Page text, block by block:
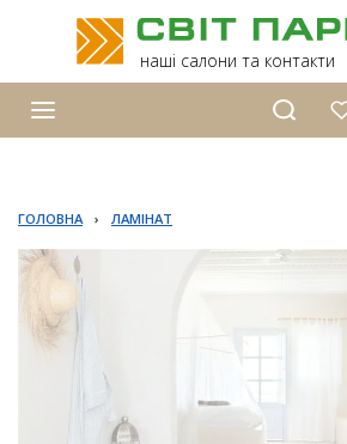
наші салони та контакти
ГОЛОВНА › ЛАМІНАТ